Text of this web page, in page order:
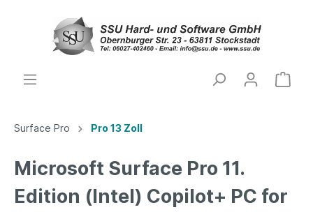
Surface Pro Pro 13 Zoll
Microsoft Surface Pro 11.
Edition (Intel) Copilot+ PC for